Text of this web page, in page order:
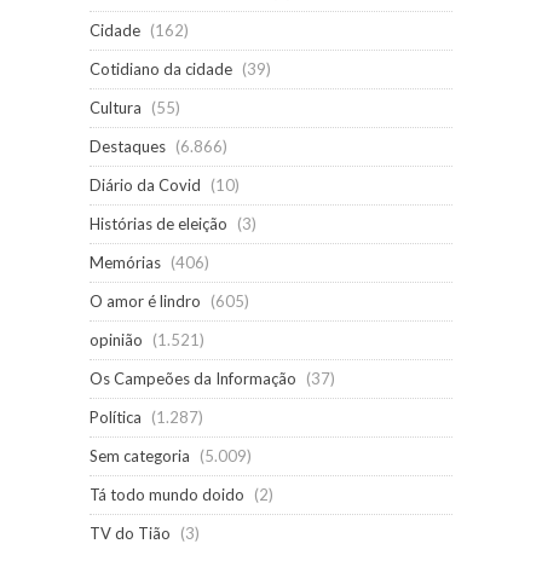
Cidade (162)
Cotidiano da cidade (39)
Cultura
(55)
Destaques (6.866)
Diário da Covid
(10)
Histórias de eleição
(3)
Memórias (406)
O amor é lindro
(605)
opinião
(1.521)
Os Campeões da Informação
(37)
Política
(1.287)
Sem categoria
(5.009)
Tá todo mundo doido
(2)
TV do Tião
(3)